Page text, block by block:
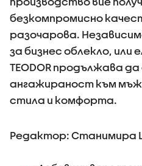
безкомпромисно
разочарова.
за бизнес облекло, или
TEODOR продължава
ангажираност към
стила и комфорта.
Редактор: Станимира